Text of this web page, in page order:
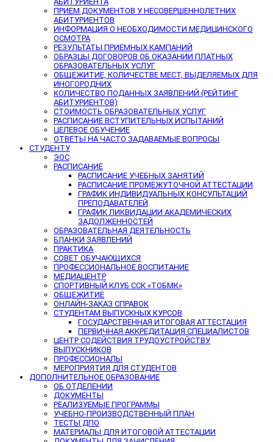
ПРИЕМ ДОКУМЕНТОВ У НЕСОВЕРШЕННОЛЕТНИХ
АБИТУРИЕНТОВ
ИНФОРМАЦИЯ О НЕОБХОДИМОСТИ МЕДИЦИНСКОГО
ОСМОТРА
РЕЗУЛЬТАТЫ ПРИЕМНЫХ КАМПАНИЙ
ОБРАЗЦЫ ДОГОВОРОВ ОБ ОКАЗАНИИ ПЛАТНЫХ
ОБРАЗОВАТЕЛЬНЫХ УСЛУГ
ОБЩЕЖИТИЕ, КОЛИЧЕСТВЕ МЕСТ, ВЫДЕЛЯЕМЫХ ДЛЯ
ИНОГОРОДНИХ
КОЛИЧЕСТВО ПОДАННЫХ ЗАЯВЛЕНИЙ (РЕЙТИНГ
АБИТУРИЕНТОВ)
СТОИМОСТЬ ОБРАЗОВАТЕЛЬНЫХ УСЛУГ
РАСПИСАНИЕ ВСТУПИТЕЛЬНЫХ ИСПЫТАНИЙ
ЦЕЛЕВОЕ ОБУЧЕНИЕ
ОТВЕТЫ НА ЧАСТО ЗАДАВАЕМЫЕ ВОПРОСЫ
СТУДЕНТУ
ЭОС
РАСПИСАНИЕ
РАСПИСАНИЕ УЧЕБНЫХ ЗАНЯТИЙ
РАСПИСАНИЕ ПРОМЕЖУТОЧНОЙ АТТЕСТАЦИИ
ГРАФИК ИНДИВИДУАЛЬНЫХ КОНСУЛЬТАЦИЙ
ПРЕПОДАВАТЕЛЕЙ
ГРАФИК ЛИКВИДАЦИИ АКАДЕМИЧЕСКИХ
ЗАДОЛЖЕННОСТЕЙ
ОБРАЗОВАТЕЛЬНАЯ ДЕЯТЕЛЬНОСТЬ
БЛАНКИ ЗАЯВЛЕНИЙ
ПРАКТИКА
СОВЕТ ОБУЧАЮЩИХСЯ
ПРОФЕССИОНАЛЬНОЕ ВОСПИТАНИЕ
МЕДИАЦЕНТР
СПОРТИВНЫЙ КЛУБ ССК «ТОБМК»
ОБЩЕЖИТИЕ
ОНЛАЙН-ЗАКАЗ СПРАВОК
СТУДЕНТАМ ВЫПУСКНЫХ КУРСОВ
ГОСУДАРСТВЕННАЯ ИТОГОВАЯ АТТЕСТАЦИЯ
ПЕРВИЧНАЯ АККРЕДИТАЦИЯ СПЕЦИАЛИСТОВ
ЦЕНТР СОДЕЙСТВИЯ ТРУДОУСТРОЙСТВУ
ВЫПУСКНИКОВ
ПРОФЕССИОНАЛЫ
МЕРОПРИЯТИЯ ДЛЯ СТУДЕНТОВ
ДОПОЛНИТЕЛЬНОЕ ОБРАЗОВАНИЕ
ОБ ОТДЕЛЕНИИ
ДОКУМЕНТЫ
РЕАЛИЗУЕМЫЕ ПРОГРАММЫ
УЧЕБНО-ПРОИЗВОДСТВЕННЫЙ ПЛАН
ТЕСТЫ ДПО
МАТЕРИАЛЫ ДЛЯ ИТОГОВОЙ АТТЕСТАЦИИ